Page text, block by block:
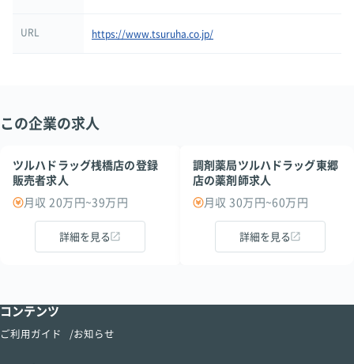
URL https://www.tsuruha.co.jp/
この企業の求人
ツルハドラッグ桟橋店の登録
販売者求人
月収 20万円~39万円
詳細を見る
調剤薬局ツルハドラッグ東郷
店の薬剤師求人
月収 30万円~60万円
詳細を見る
コンテンツ
ご利用ガイド お知らせ